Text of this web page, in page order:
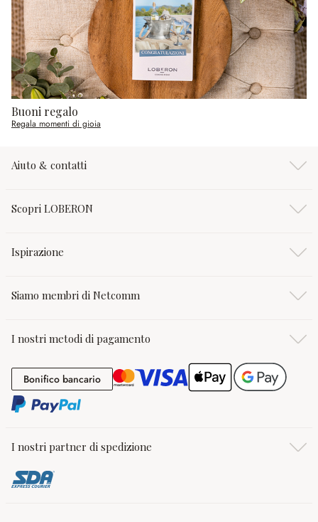
Buoni regalo
Regala momenti di gioia
Aiuto & contatti
Scopri LOBERON
Ispirazione
Siamo membri di Netcomm
I nostri metodi di pagamento
Bonifico bancarioBonifico bancario
I nostri partner di spedizione